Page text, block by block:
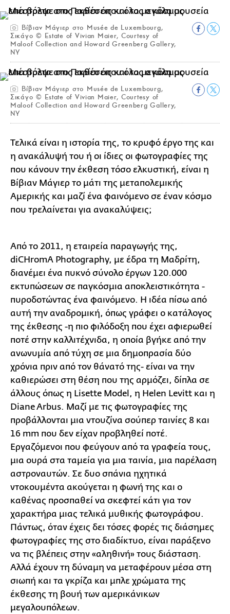
Βίβιαν Μάγιερ στο Musée de Luxembourg,
Σικάγο © Estate of Vivian Maier, Courtesy of
Maloof Collection and Howard Greenberg Gallery,
NY
Βίβιαν Μάγιερ στο Musée de Luxembourg,
Σικάγο © Estate of Vivian Maier, Courtesy of
Maloof Collection and Howard Greenberg Gallery,
NY
Τελικά είναι η ιστορία της, το κρυφό έργο της και
η ανακάλυψή του ή οι ίδιες οι φωτογραφίες της
που κάνουν την έκθεση τόσο ελκυστική, είναι η
Βίβιαν Μάγιερ το μάτι της μεταπολεμικής
Αμερικής και μαζί ένα φαινόμενο σε έναν κόσμο
που τρελαίνεται για ανακαλύψεις;
Από το 2011, η εταιρεία παραγωγής της,
diCHromA Photography, με έδρα τη Μαδρίτη,
διανέμει ένα πυκνό σύνολο έργων 120.000
εκτυπώσεων σε παγκόσμια αποκλειστικότητα -
πυροδοτώντας ένα φαινόμενο. Η ιδέα πίσω από
αυτή την αναδρομική, όπως γράφει ο κατάλογος
της έκθεσης -η πιο φιλόδοξη που έχει αφιερωθεί
ποτέ στην καλλιτέχνιδα, η οποία βγήκε από την
ανωνυμία από τύχη σε μια δημοπρασία δύο
χρόνια πριν από τον θάνατό της- είναι να την
καθιερώσει στη θέση που της αρμόζει, δίπλα σε
άλλους όπως η Lisette Model, η Helen Levitt και η
Diane Arbus. Μαζί με τις φωτογραφίες της
προβάλλονται μια ντουζίνα σούπερ ταινίες 8 και
16 mm που δεν είχαν προβληθεί ποτέ.
Εργαζόμενοι που φεύγουν από τα γραφεία τους,
μια ουρά στα ταμεία για μια ταινία, μια παρέλαση
αστροναυτών. Σε δυο σπάνια ηχητικά
ντοκουμέντα ακούγεται η φωνή της και ο
καθένας προσπαθεί να σκεφτεί κάτι για τον
χαρακτήρα μιας τελικά μυθικής φωτογράφου.
Πάντως, όταν έχεις δει τόσες φορές τις διάσημες
φωτογραφίες της στο διαδίκτυο, είναι παράξενο
να τις βλέπεις στην «αληθινή» τους διάσταση.
Αλλά έχουν τη δύναμη να μεταφέρουν μέσα στη
σιωπή και τα γκρίζα και μπλε χρώματα της
έκθεσης τη βουή των αμερικάνικων
μεγαλουπόλεων.